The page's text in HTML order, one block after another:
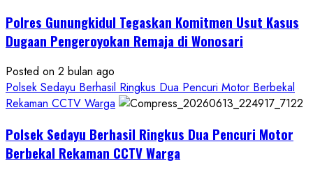
Pelecehan
Seksual:
DIY
Terbitkan
DPO
Asal
Gunungkidul
Polres Gunungkidul Tegaskan Komitmen Usut Kasus
Dugaan Pengeroyokan Remaja di Wonosari
Posted on 2 bulan ago
Polsek Sedayu Berhasil Ringkus Dua Pencuri Motor Berbekal
Rekaman CCTV Warga
Polsek Sedayu Berhasil Ringkus Dua Pencuri Motor
Berbekal Rekaman CCTV Warga